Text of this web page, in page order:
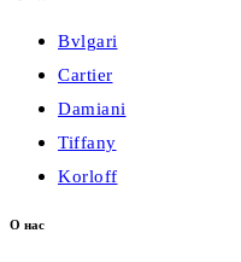
Bvlgari
Cartier
Damiani
Tiffany
Korloff
О нас